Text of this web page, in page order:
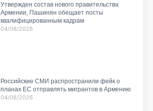
Утвержден состав нового правительства
Армении, Пашинян обещает посты
квалифицированным кадрам
04/08/2026
Российские СМИ распространили фейк о
планах ЕС отправлять мигрантов в Армению
04/08/2026